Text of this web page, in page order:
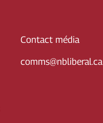
Contact média
comms@nbliberal.ca